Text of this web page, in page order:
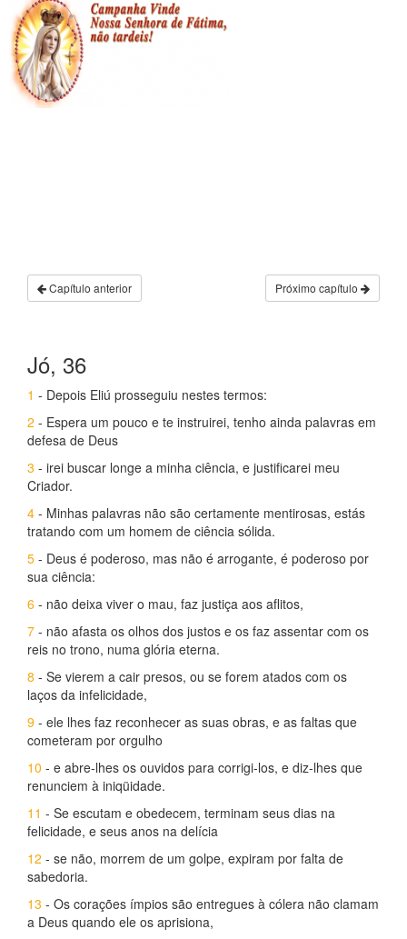
Capítulo anterior Próximo capítulo
Jó, 36
1 - Depois Eliú prosseguiu nestes termos:
2 - Espera um pouco e te instruirei, tenho ainda palavras em
defesa de Deus
3 - irei buscar longe a minha ciência, e justificarei meu
Criador.
4 - Minhas palavras não são certamente mentirosas, estás
tratando com um homem de ciência sólida.
5 - Deus é poderoso, mas não é arrogante, é poderoso por
sua ciência:
6 - não deixa viver o mau, faz justiça aos aflitos,
7 - não afasta os olhos dos justos e os faz assentar com os
reis no trono, numa glória eterna.
8 - Se vierem a cair presos, ou se forem atados com os
laços da infelicidade,
9 - ele lhes faz reconhecer as suas obras, e as faltas que
cometeram por orgulho
10 - e abre-lhes os ouvidos para corrigi-los, e diz-lhes que
renunciem à iniqüidade.
11 - Se escutam e obedecem, terminam seus dias na
felicidade, e seus anos na delícia
12 - se não, morrem de um golpe, expiram por falta de
sabedoria.
13 - Os corações ímpios são entregues à cólera não clamam
a Deus quando ele os aprisiona,